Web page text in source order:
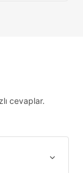
cevaplar.